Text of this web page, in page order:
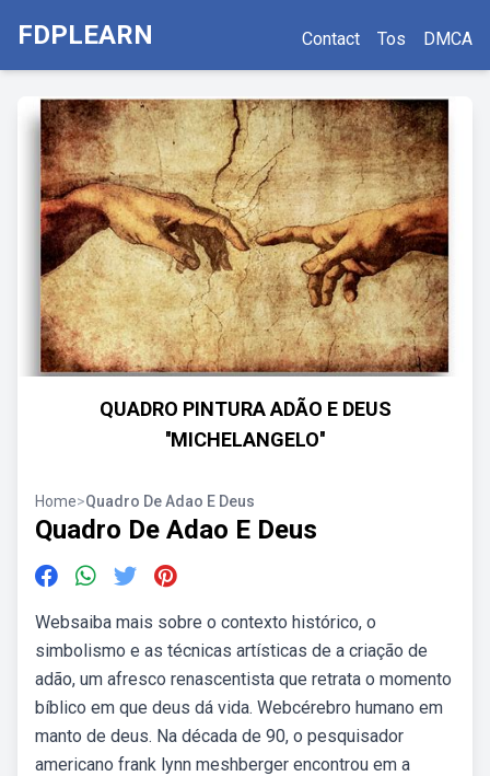
FDPLEARN Contact Tos DMCA
QUADRO PINTURA ADÃO E DEUS
''MICHELANGELO''
Home>Quadro De Adao E Deus
Quadro De Adao E Deus
Websaiba mais sobre o contexto histórico, o
simbolismo e as técnicas artísticas de a criação de
adão, um afresco renascentista que retrata o momento
bíblico em que deus dá vida. Webcérebro humano em
manto de deus. Na década de 90, o pesquisador
americano frank lynn meshberger encontrou em a